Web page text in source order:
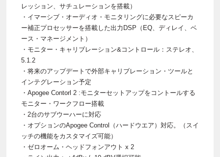
レッション、サチュレーションを搭載）
・イマーシブ・オーディオ・モニタリングに必要なスピーカ
ー補正プロセッサーを搭載した出力DSP（EQ、ディレイ、ベ
ース・マネージメント）
・モニター・キャリブレーション&コントロール：ステレオ、
5.1.2
・将来のアップデートで外部キャリブレーション・ツールと
インテグレーション予定
・Apogee Contorl 2 :モニターセットアップをコントールする
モニター・ワークフロー搭載
・2台のサブウーハーに対応
・オプションのApogee Control（ハードウエア）対応。（スイ
ッチの機能をカスタマイズ可能）
・ゼロオーム・ヘッドフォンアウト x 2